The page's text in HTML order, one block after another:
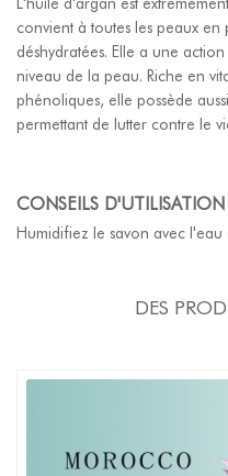
convient à toutes les peaux en
déshydratées. Elle a une
niveau de la peau. Riche en
phénoliques, elle possède
permettant de lutter contre le
CONSEILS D'UTILISATION
Humidifiez le savon avec l'eau
DES